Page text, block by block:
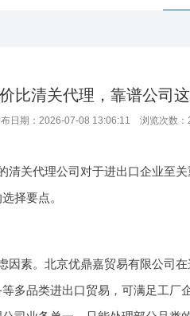
比清关代理，靠谱公司
日期：2026-07-08 13:06:11 浏览次数：
关代理公司对于进出口企业至
择要点。
因素。北京优鼎嘉贸易有限公司
多品类进出口贸易，可满足工厂